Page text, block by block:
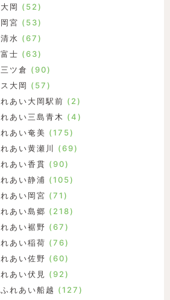
岡 (52)
宮 (53)
水 (67)
士 (63)
ツ倉 (90)
大岡 (57)
あい大岡駅前 (2)
あい三島青木 (4)
あい奄美 (175)
あい黄瀬川
(69)
あい香貫 (90)
あい静浦 (105)
あい岡宮 (71)
あい島郷 (218)
あい裾野 (67)
あい稲荷 (76)
あい佐野 (60)
あい伏見 (92)
れあい船越 (127)